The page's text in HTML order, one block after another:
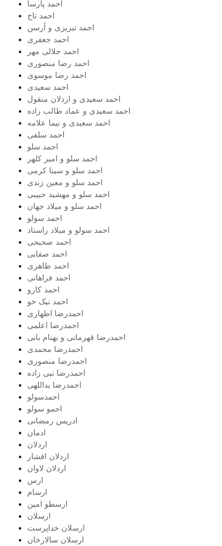
احمد پارسا
احمد تاج
احمد تبریزی و آرسن
احمد جعفری
احمد جلالی مهر
احمد رضا منصوری
احمد رضا موسوی
احمد سعیدی
احمد سعیدی و اردلان منقول
احمد سعیدی و عماد طالب زاده
احمد سعیدی و نیما علامه
احمد سلفی
احمد سلو
احمد سلو و امیر کلهر
احمد سلو و سینا کرمی
احمد سلو و معین زندی
احمد سلو و مهشید حبیبی
احمد سلو و میلاد جهان
احمد سولو
احمد سولو و میلاد راستاد
احمد صحیحی
احمد صفایی
احمد طاهری
احمد فراهانی
احمد کارو
احمد نیک خو
احمدرضا اطهاری
احمدرضا اعلمی
احمدرضا قهرمانی و بهنام بانی
احمدرضا محمدی
احمدرضا منصوری
احمدرضا نبی زاده
احمدرضا یداللهی
احمدسولو
احمو سولو
ادریس رمضانی
ادمان
اردلان
اردلان افشار
اردلان لاوان
ارس
ارسام
ارسطو امین
ارسلان
ارسلان خداپرست
ارسلان سالارخان